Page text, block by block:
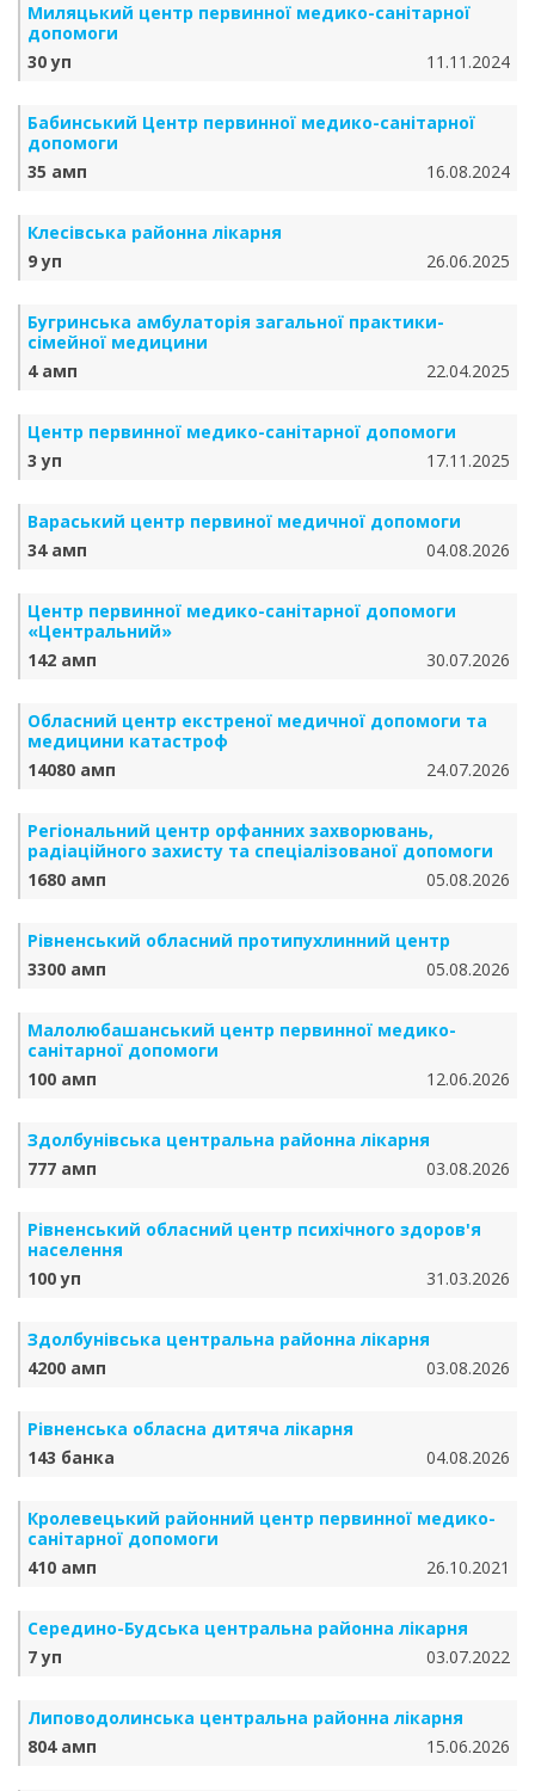
Миляцький центр первинної медико-санітарної
допомоги
30 уп
11.11.2024
Бабинський Центр первинної медико-санітарної
допомоги
35 амп
16.08.2024
Клесівська районна лікарня
9 уп
26.06.2025
Бугринська амбулаторія загальної практики-
сімейної медицини
4 амп
22.04.2025
Центр первинної медико-санітарної допомоги
3 уп
17.11.2025
Вараський центр первиної медичної допомоги
34 амп
04.08.2026
Центр первинної медико-санітарної допомоги
«Центральний»
142 амп
30.07.2026
Обласний центр екстреної медичної допомоги та
медицини катастроф
14080 амп
24.07.2026
Регіональний центр орфанних захворювань,
радіаційного захисту та спеціалізованої допомоги
1680 амп
05.08.2026
Рівненський обласний протипухлинний центр
3300 амп
05.08.2026
Малолюбашанський центр первинної медико-
санітарної допомоги
100 амп
12.06.2026
Здолбунівська центральна районна лікарня
777 амп
03.08.2026
Рівненський обласний центр психічного здоров'я
населення
100 уп
31.03.2026
Здолбунівська центральна районна лікарня
4200 амп
03.08.2026
Рівненська обласна дитяча лікарня
143 банка
04.08.2026
Кролевецький районний центр первинної медико-
санітарної допомоги
410 амп
26.10.2021
Середино-Будська центральна районна лікарня
7 уп
03.07.2022
Липоводолинська центральна районна лікарня
804 амп
15.06.2026